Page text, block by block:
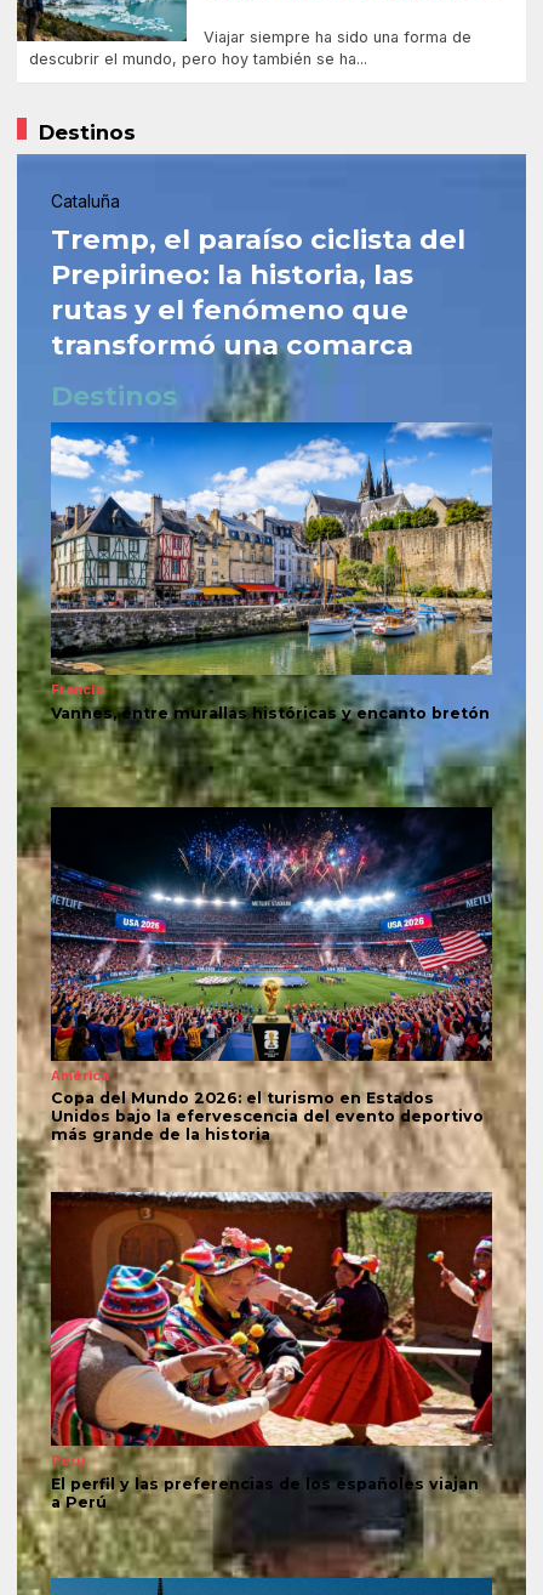
Viajar siempre ha sido una forma de
descubrir el mundo, pero hoy también se ha...
Destinos
Cataluña
Tremp, el paraíso ciclista del
Prepirineo: la historia, las
rutas y el fenómeno que
transformó una comarca
Destinos
Francia
Vannes, entre murallas históricas y encanto bretón
América
Copa del Mundo 2026: el turismo en Estados
Unidos bajo la efervescencia del evento deportivo
más grande de la historia
Perú
El perfil y las preferencias de los españoles viajan
a Perú